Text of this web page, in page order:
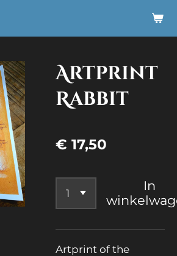
Artprint
Rabbit
€ 17,50
In
Artprint of the